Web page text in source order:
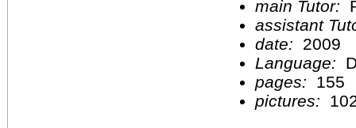
main Tutor:
assistant
date:
2009
Language:
pages:
155
pictures: